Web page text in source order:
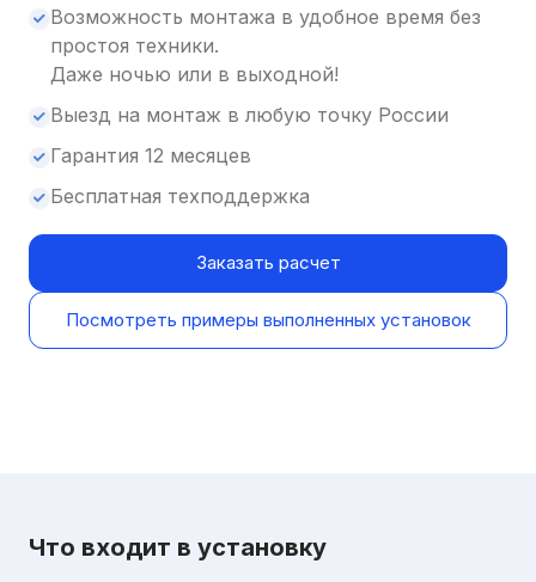
Возможность монтажа в удобное время без
простоя техники.
Даже ночью или в выходной!
Выезд на монтаж в любую точку России
Гарантия 12 месяцев
Бесплатная техподдержка
Заказать расчет
Посмотреть примеры выполненных установок
Что входит в установку